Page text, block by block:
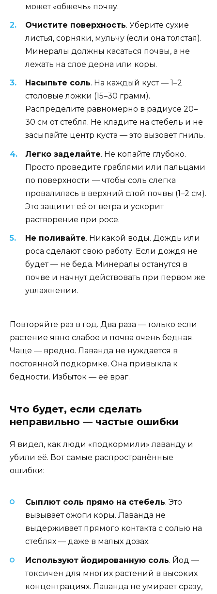
может «обжечь» почву.
Очистите поверхность. Уберите сухие
листья, сорняки, мульчу (если она толстая).
Минералы должны касаться почвы, а не
лежать на слое дерна или коры.
Насыпьте соль. На каждый куст — 1–2
столовые ложки (15–30 грамм).
Распределите равномерно в радиусе 20–
30 см от стебля. Не кладите на стебель и не
засыпайте центр куста — это вызовет гниль.
Легко заделайте. Не копайте глубоко.
Просто проведите граблями или пальцами
по поверхности — чтобы соль слегка
провалилась в верхний слой почвы (1–2 см).
Это защитит её от ветра и ускорит
растворение при росе.
Не поливайте. Никакой воды. Дождь или
роса сделают свою работу. Если дождя не
будет — не беда. Минералы останутся в
почве и начнут действовать при первом же
увлажнении.
Повторяйте раз в год. Два раза — только если
растение явно слабое и почва очень бедная.
Чаще — вредно. Лаванда не нуждается в
постоянной подкормке. Она привыкла к
бедности. Избыток — её враг.
Что будет, если сделать
неправильно — частые ошибки
Я видел, как люди «подкормили» лаванду и
убили её. Вот самые распространённые
ошибки:
Сыплют соль прямо на стебель. Это
вызывает ожоги коры. Лаванда не
выдерживает прямого контакта с солью на
стеблях — даже в малых дозах.
Используют йодированную соль. Йод —
токсичен для многих растений в высоких
концентрациях. Лаванда не умирает сразу,